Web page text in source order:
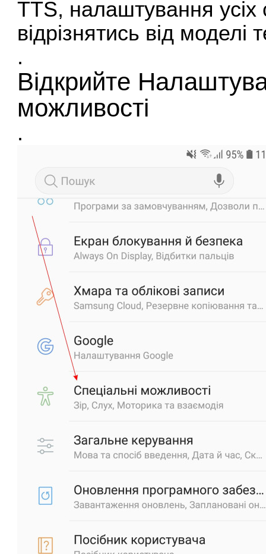
TTS, налаштування усіх
відрізнятись від моделі
.
Відкрийте
можливості
.